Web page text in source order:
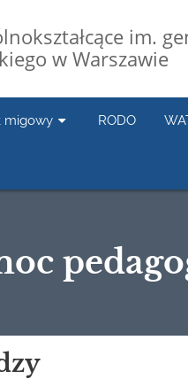
im.
w Warszawie
migowy RODO